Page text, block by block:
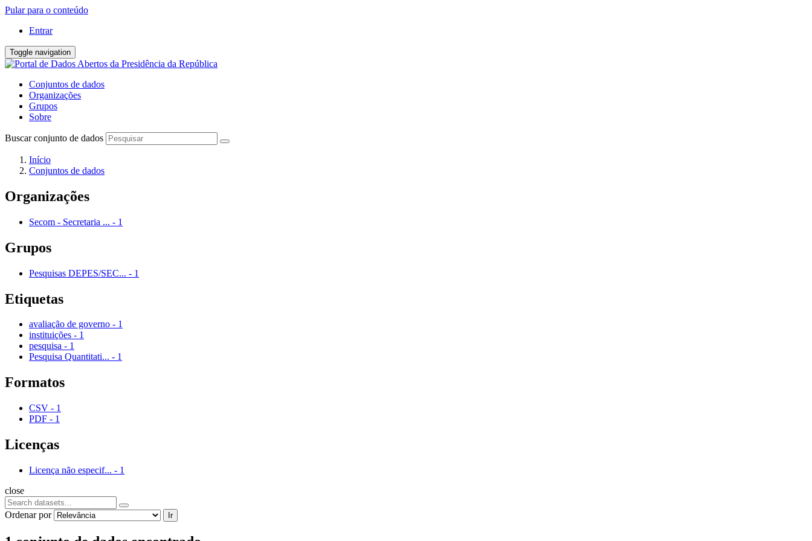
Pular para o conteúdo
Entrar
Toggle navigation
Conjuntos de dados
Organizações
Grupos
Sobre
Buscar conjunto de dados
Início
Conjuntos de dados
Organizações
Secom - Secretaria ... - 1
Grupos
Pesquisas DEPES/SEC... - 1
Etiquetas
avaliação de governo - 1
instituições - 1
pesquisa - 1
Pesquisa Quantitati... - 1
Formatos
CSV - 1
PDF - 1
Licenças
Licença não especif... - 1
close
Ordenar por Ir